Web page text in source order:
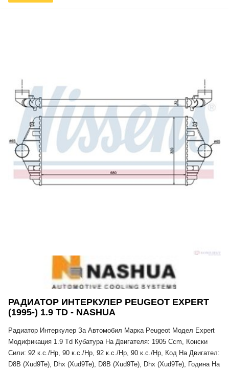
РАДИАТОР ИНТЕРКУЛЕР PEUGEOT EXPERT
(1995-) 1.9 TD - NASHUA
Радиатор Интеркулер За Автомобил Марка Peugeot Модел Expert
Модификация 1.9 Td Кубатура На Двигателя: 1905 Ccm, Конски
Сили: 92 к.с./Hp, 90 к.с./Hp, 92 к.с./Hp, 90 к.с./Hp, Код На Двигател:
D8B (Xud9Te), Dhx (Xud9Te), D8B (Xud9Te), Dhx (Xud9Te), Година На